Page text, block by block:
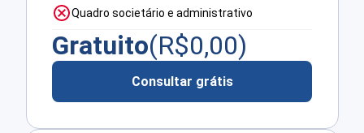
Quadro societário e administrativo
Gratuito(R$0,00)
Consultar grátis